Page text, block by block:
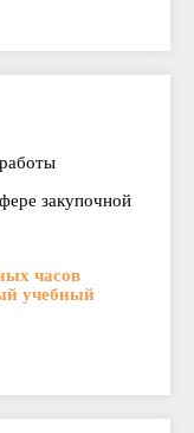
закупочной
часов
учебный